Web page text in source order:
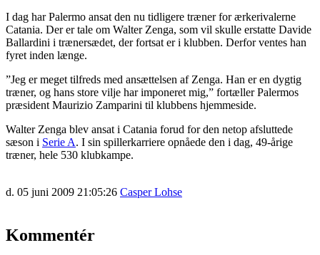
I dag har Palermo ansat den nu tidligere træner for ærkerivalerne
Catania. Der er tale om Walter Zenga, som vil skulle erstatte Davide
Ballardini i trænersædet, der fortsat er i klubben. Derfor ventes han
fyret inden længe.
”Jeg er meget tilfreds med ansættelsen af Zenga. Han er en dygtig
træner, og hans store vilje har imponeret mig,” fortæller Palermos
præsident Maurizio Zamparini til klubbens hjemmeside.
Walter Zenga blev ansat i Catania forud for den netop afsluttede
sæson i Serie A. I sin spillerkarriere opnåede den i dag, 49-årige
træner, hele 530 klubkampe.
d. 05 juni 2009 21:05:26 Casper Lohse
Kommentér